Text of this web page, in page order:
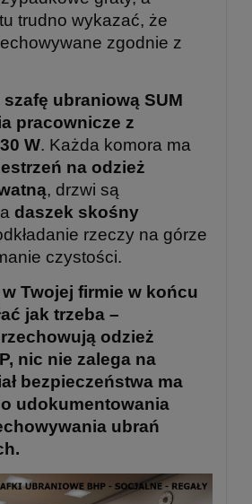
trudno wykazać, że
zgodnie z
szafę ubraniową SUM
pracownicze z
W. Każda komora ma
na odzież
, drzwi są
daszek skośny
rzeczy na górze
czystości.
Twojej firmie w końcu
jak trzeba –
odzież
nic nie zalega na
bezpieczeństwa ma
udokumentowania
ubrań